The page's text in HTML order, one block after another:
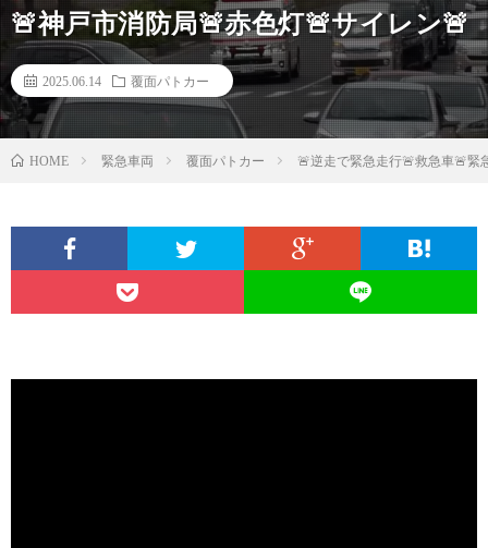
🚨神戸市消防局🚨赤色灯🚨サイレン🚨
2025.06.14 覆面パトカー
HOME 緊急車両 覆面パトカー 🚨逆走で緊急走行🚨救急車🚨緊